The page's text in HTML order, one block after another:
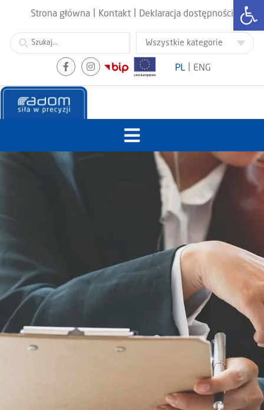
Strona główna Kontakt Deklaracja dostępności
PL ENG